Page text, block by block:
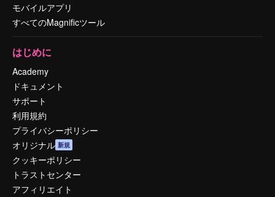
モバイルアプリ
すべてのMagnificツール
はじめに
Academy
ドキュメント
サポート
利用規約
プライバシーポリシー
オリジナル 新規
クッキーポリシー
トラストセンター
アフィリエイト